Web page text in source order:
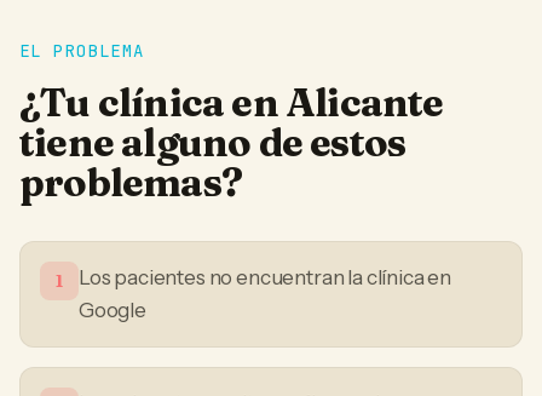
EL PROBLEMA
¿Tu clínicaenAlicante
tiene alguno de estos
problemas?
1
Los pacientes no encuentran la clínica en
Google